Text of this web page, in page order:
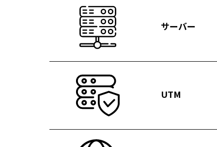
サーバー
UTM